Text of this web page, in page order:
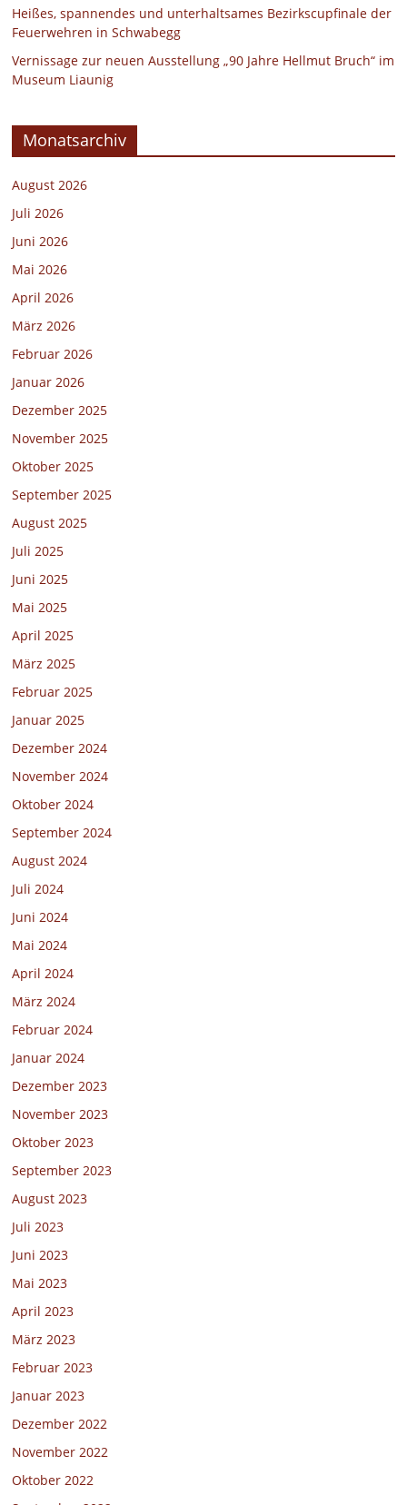
Heißes, spannendes und unterhaltsames Bezirkscupfinale der
Feuerwehren in Schwabegg
Vernissage zur neuen Ausstellung „90 Jahre Hellmut Bruch“ im
Museum Liaunig
Monatsarchiv
August 2026
Juli 2026
Juni 2026
Mai 2026
April 2026
März 2026
Februar 2026
Januar 2026
Dezember 2025
November 2025
Oktober 2025
September 2025
August 2025
Juli 2025
Juni 2025
Mai 2025
April 2025
März 2025
Februar 2025
Januar 2025
Dezember 2024
November 2024
Oktober 2024
September 2024
August 2024
Juli 2024
Juni 2024
Mai 2024
April 2024
März 2024
Februar 2024
Januar 2024
Dezember 2023
November 2023
Oktober 2023
September 2023
August 2023
Juli 2023
Juni 2023
Mai 2023
April 2023
März 2023
Februar 2023
Januar 2023
Dezember 2022
November 2022
Oktober 2022